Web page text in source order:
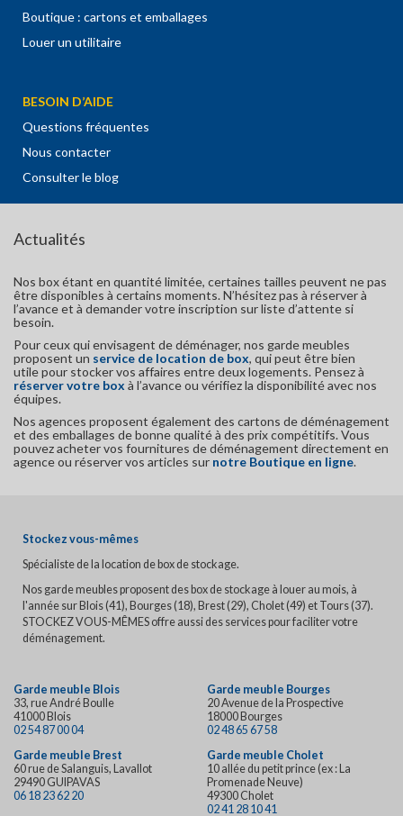
Boutique : cartons et emballages
Louer un utilitaire
BESOIN D’AIDE
Questions fréquentes
Nous contacter
Consulter le blog
Actualités
Nos box étant en quantité limitée, certaines tailles peuvent ne pas
être disponibles à certains moments. N’hésitez pas à réserver à
l’avance et à demander votre inscription sur liste d’attente si
besoin.
Pour ceux qui envisagent de déménager, nos garde meubles
proposent un service de location de box, qui peut être bien
utile pour stocker vos affaires entre deux logements. Pensez à
réserver votre box à l’avance ou vérifiez la disponibilité avec nos
équipes.
Nos agences proposent également des cartons de déménagement
et des emballages de bonne qualité à des prix compétitifs. Vous
pouvez acheter vos fournitures de déménagement directement en
agence ou réserver vos articles sur notre Boutique en ligne.
Stockez vous-mêmes
Spécialiste de la location de box de stockage.
Nos garde meubles proposent des box de stockage à louer au mois, à
l'année sur Blois (41), Bourges (18), Brest (29), Cholet (49) et Tours (37).
STOCKEZ VOUS-MÊMES offre aussi des services pour faciliter votre
déménagement.
Garde meuble Blois
33, rue André Boulle
41000 Blois
02 54 87 00 04
Garde meuble Bourges
20 Avenue de la Prospective
18000 Bourges
02 48 65 67 58
Garde meuble Brest
60 rue de Salanguis, Lavallot
29490 GUIPAVAS
06 18 23 62 20
Garde meuble Cholet
10 allée du petit prince (ex : La
Promenade Neuve)
49300 Cholet
02 41 28 10 41